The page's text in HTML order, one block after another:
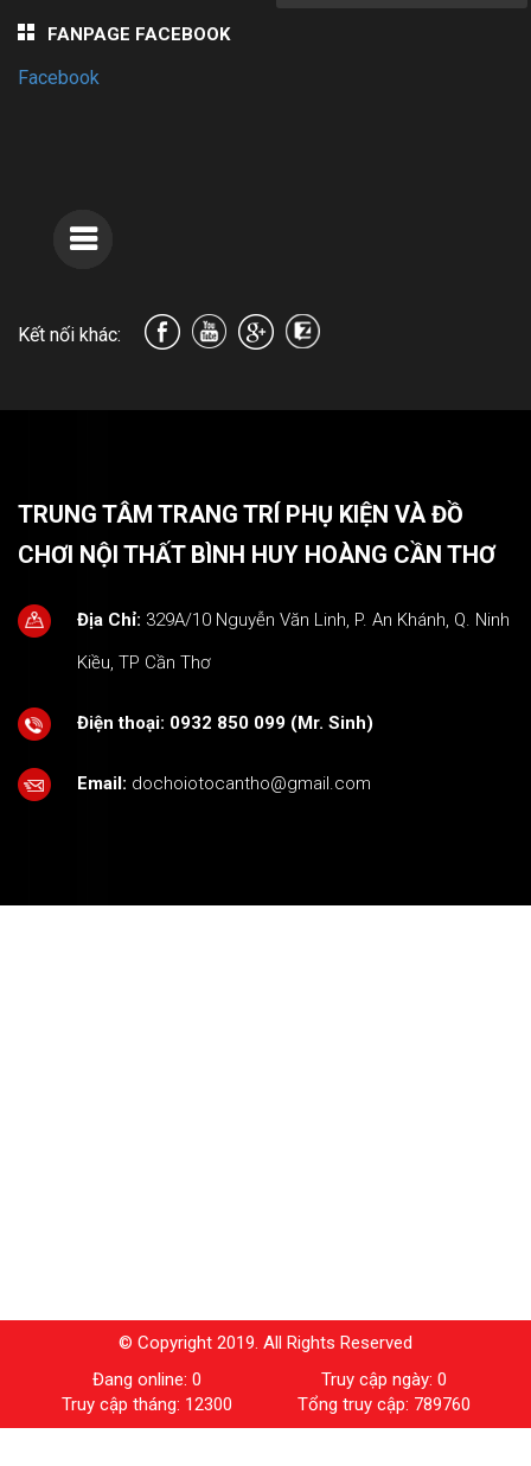
FANPAGE FACEBOOK
Facebook
Kết nối khác:
TRUNG TÂM TRANG TRÍ PHỤ KIỆN VÀ ĐỒ
CHƠI NỘI THẤT BÌNH HUY HOÀNG CẦN THƠ
Địa Chỉ: 329A/10 Nguyễn Văn Linh, P. An Khánh, Q. Ninh
Kiều, TP Cần Thơ
Điện thoại: 0932 850 099 (Mr. Sinh)
Email: dochoiotocantho@gmail.com
© Copyright 2019. All Rights Reserved
Đang online: 0
Truy cập ngày: 0
Truy cập tháng: 12300
Tổng truy cập: 789760